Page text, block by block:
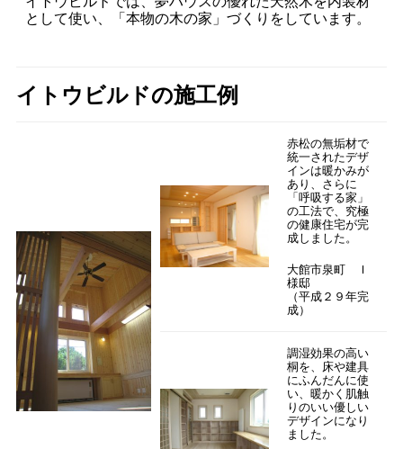
として使い、「本物の木の家」づくりをしています。
イトウビルドの施工例
赤松の無垢材で
統一されたデザ
インは暖かみが
あり、さらに
「呼吸する家」
の工法で、究極
の健康住宅が完
成しました。
大館市泉町 Ｉ
様邸
（平成２９年完
成）
調湿効果の高い
桐を、床や建具
にふんだんに使
い、暖かく肌触
りのいい優しい
デザインになり
ました。